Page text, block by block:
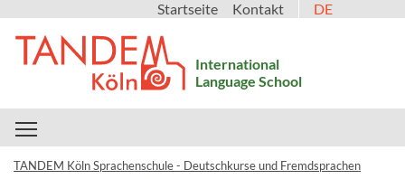
Startseite Kontakt DE
International
Language School
TANDEM Köln Sprachenschule - Deutschkurse und Fremdsprachen